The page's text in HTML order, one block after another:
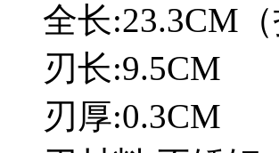
全长:23.3CM（
刃长:9.5CM
刃厚:0.3CM